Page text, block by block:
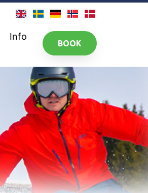
Info
BOOK